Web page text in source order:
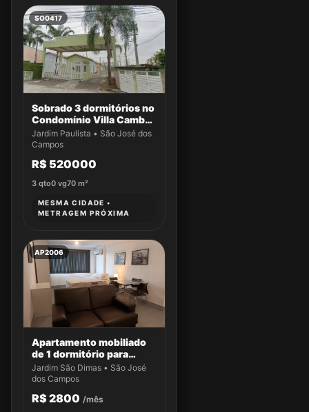
SO0417
Sobrado 3 dormitórios no
Condomínio Villa Cambuí
- Casa 032
Jardim Paulista • São José dos
Campos
R$ 520000
3 qto0 vg70 m²
MESMA CIDADE •
METRAGEM PRÓXIMA
AP2006
Apartamento mobiliado
de 1 dormitório para
locação no Edifício Suite
Service
Jardim São Dimas • São José
dos Campos
R$ 2800 /mês